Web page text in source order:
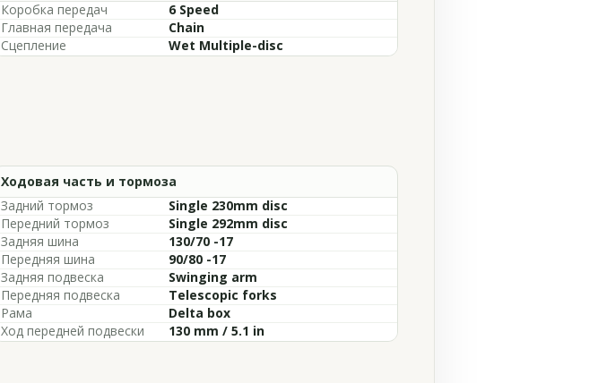
Коробка передач
6 Speed
Главная передача
Chain
Сцепление
Wet Multiple-disc
Ходовая часть и тормоза
Задний тормоз
Single 230mm disc
Передний тормоз
Single 292mm disc
Задняя шина
130/70 -17
Передняя шина
90/80 -17
Задняя подвеска
Swinging arm
Передняя подвеска
Telescopic forks
Рама
Delta box
Ход передней подвески
130 mm / 5.1 in